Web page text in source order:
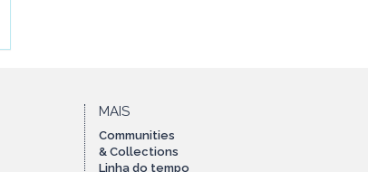
MAIS
Communities
& Collections
Linha do tempo